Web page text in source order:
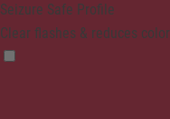
Seizure Safe Profile
Clear flashes & reduces color